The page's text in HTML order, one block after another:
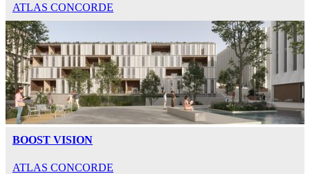
ATLAS CONCORDE
BOOST VISION
ATLAS CONCORDE